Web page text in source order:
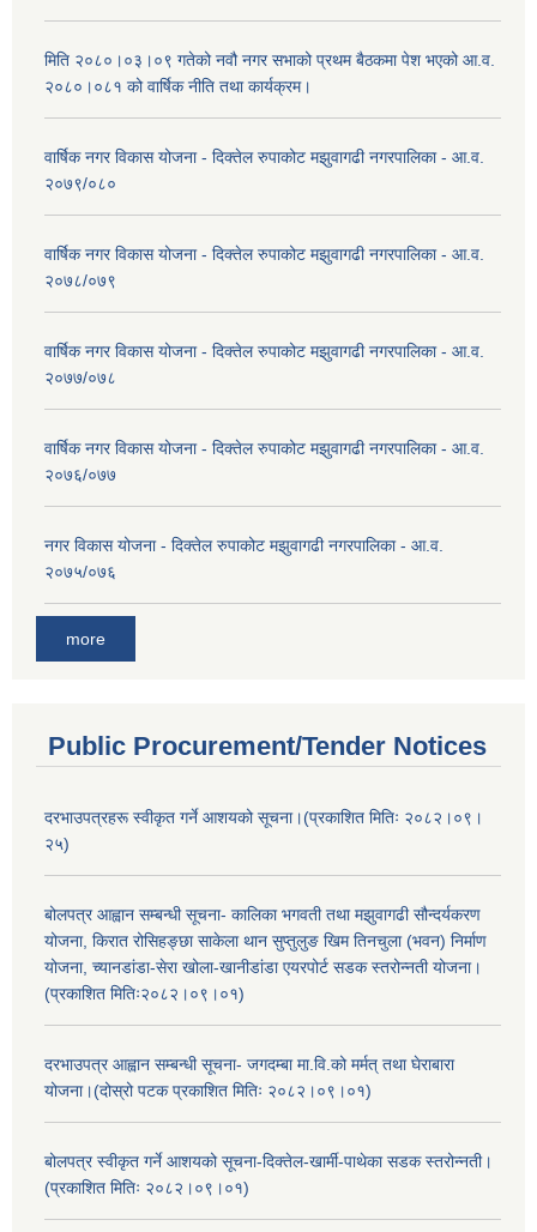
मिति २०८०।०३।०९ गतेको नवौ नगर सभाको प्रथम बैठकमा पेश भएको आ.व.
२०८०।०८१ को वार्षिक नीति तथा कार्यक्रम।
वार्षिक नगर विकास योजना - दिक्तेल रुपाकोट मझुवागढी नगरपालिका - आ.व.
२०७९/०८०
वार्षिक नगर विकास योजना - दिक्तेल रुपाकोट मझुवागढी नगरपालिका - आ.व.
२०७८/०७९
वार्षिक नगर विकास योजना - दिक्तेल रुपाकोट मझुवागढी नगरपालिका - आ.व.
२०७७/०७८
वार्षिक नगर विकास योजना - दिक्तेल रुपाकोट मझुवागढी नगरपालिका - आ.व.
२०७६/०७७
नगर विकास योजना - दिक्तेल रुपाकोट मझुवागढी नगरपालिका - आ.व.
२०७५/०७६
more
Public Procurement/Tender Notices
दरभाउपत्रहरू स्वीकृत गर्ने आशयको सूचना।(प्रकाशित मितिः २०८२।०९।
२५)
बोलपत्र आह्वान सम्बन्धी सूचना- कालिका भगवती तथा मझुवागढी सौन्दर्यकरण
योजना, किरात रोसिहङ्छा साकेला थान सुप्तुलुङ खिम तिनचुला (भवन) निर्माण
योजना, च्यानडांडा-सेरा खोला-खानीडांडा एयरपोर्ट सडक स्तरोन्नती योजना।
(प्रकाशित मितिः२०८२।०९।०१)
दरभाउपत्र आह्वान सम्बन्धी सूचना- जगदम्बा मा.वि.को मर्मत् तथा घेराबारा
योजना।(दोस्रो पटक प्रकाशित मितिः २०८२।०९।०१)
बोलपत्र स्वीकृत गर्ने आशयको सूचना-दिक्तेल-खार्मी-पाथेका सडक स्तरोन्नती।
(प्रकाशित मितिः २०८२।०९।०१)